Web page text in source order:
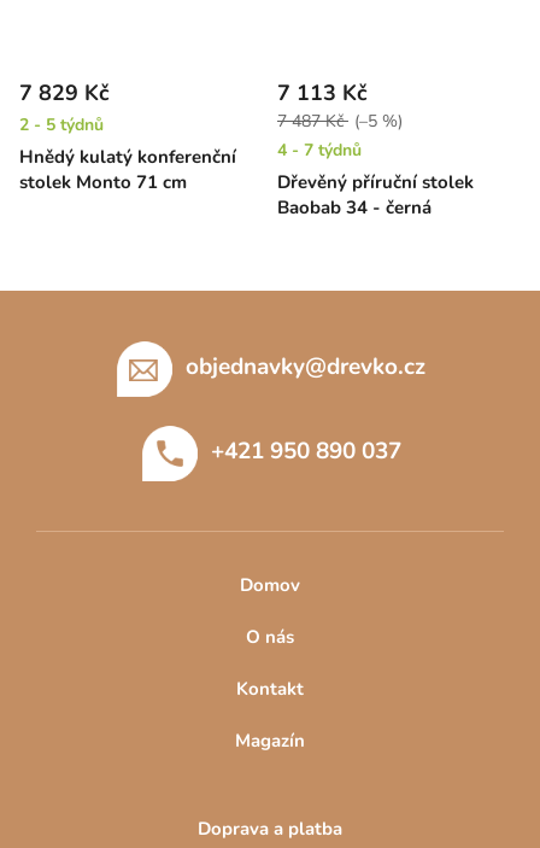
Hnědý kulatý konferenční
stolek Monto 71 cm
7 829 Kč
2 - 5 týdnů
Dřevěný příruční stolek
Baobab 34 - černá
7 113 Kč
7 487 Kč (–5 %)
4 - 7 týdnů
objednavky@drevko.cz
+421 950 890 037
Domov
O nás
Kontakt
Magazín
Doprava a platba